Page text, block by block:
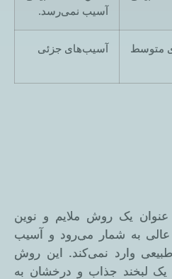
آسیب نمی‌رسد.
متوسط
آسیب‌های جزئی
یک روش ملایم و نوین
عالی به شمار می‌رود و آسیب
وارد نمی‌کند. این روش
یک لبخند جذاب و درخشان به